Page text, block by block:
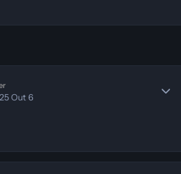
Out 6